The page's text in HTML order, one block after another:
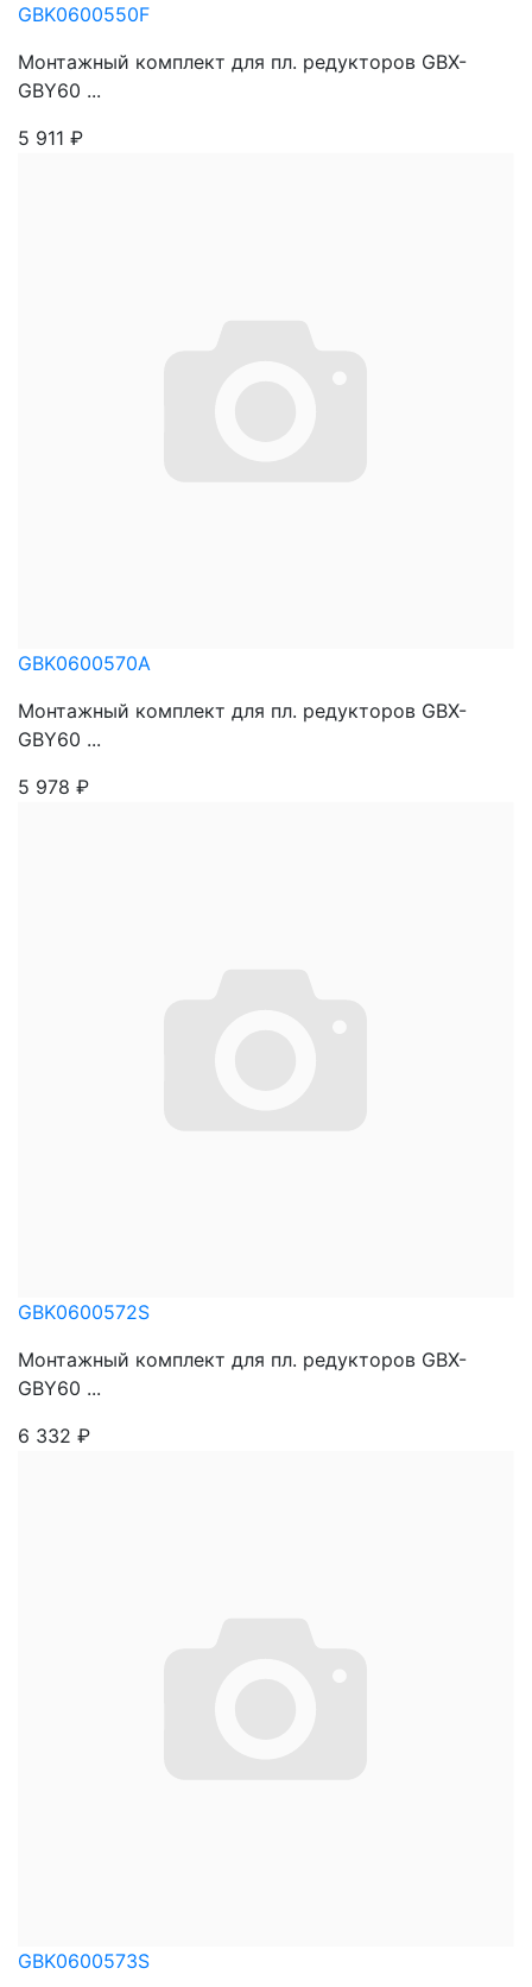
GBK0600550F
Монтажный комплект для пл. редукторов GBX-
GBY60 ...
5 911 ₽
GBK0600570A
Монтажный комплект для пл. редукторов GBX-
GBY60 ...
5 978 ₽
GBK0600572S
Монтажный комплект для пл. редукторов GBX-
GBY60 ...
6 332 ₽
GBK0600573S